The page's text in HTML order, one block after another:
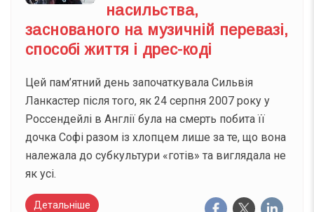
насильства,
заснованого на музичній перевазі,
способі життя і дрес-коді
Цей пам’ятний день започаткувала Сильвія
Ланкастер після того, як 24 серпня 2007 року у
Россендейлі в Англії була на смерть побита її
дочка Софі разом із хлопцем лише за те, що вона
належала до субкультури «готів» та виглядала не
як усі.
Детальніше